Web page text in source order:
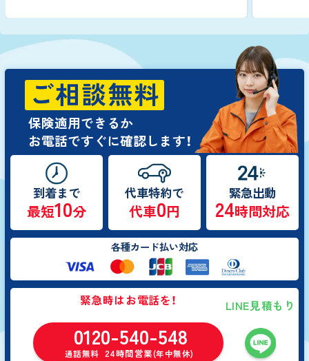
ご相談無料
保険適用できるか
お電話ですぐに確認します！
到着まで
最短10分
代車特約で
代車0円
緊急出動
24時間対応
各種カード払い対応
緊急時はお電話を！
0120-540-548
通話無料 24時間営業(年中無休)
LINE見積もり